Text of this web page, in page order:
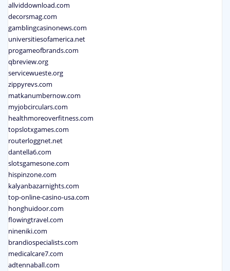
allviddownload.com
decorsmag.com
gamblingcasinonews.com
universitiesofamerica.net
progameofbrands.com
qbreview.org
servicewueste.org
zippyrevs.com
matkanumbernow.com
myjobcirculars.com
healthmoreoverfitness.com
topslotxgames.com
routerloggnet.net
dantella6.com
slotsgamesone.com
hispinzone.com
kalyanbazarnights.com
top-online-casino-usa.com
honghuidoor.com
flowingtravel.com
nineniki.com
brandiospecialists.com
medicalcare7.com
adtennaball.com